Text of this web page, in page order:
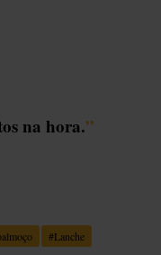
na hora.”
#Lanche